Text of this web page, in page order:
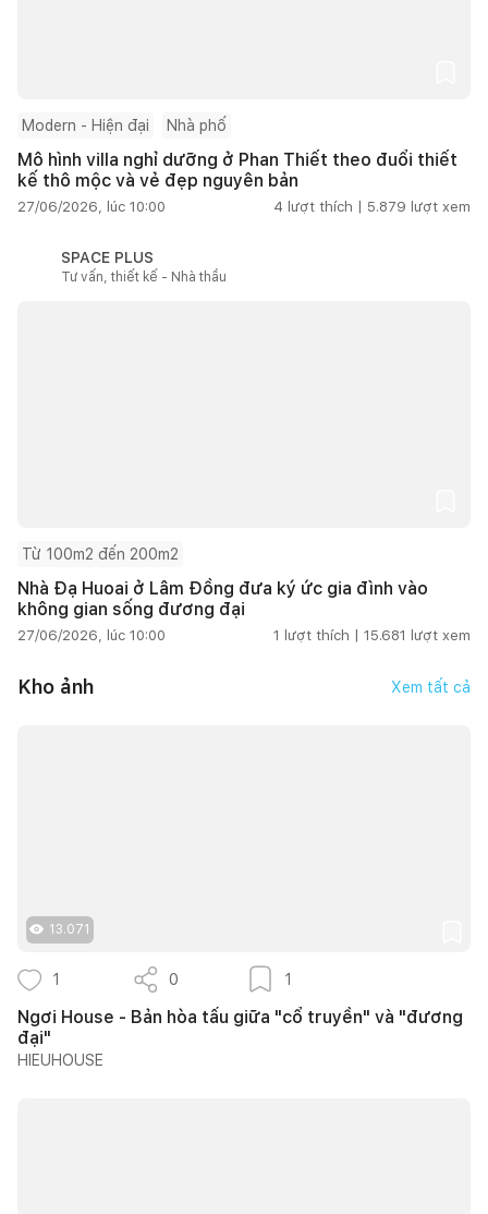
Modern - Hiện đại Nhà phố
Mô hình villa nghỉ dưỡng ở Phan Thiết theo đuổi thiết
kế thô mộc và vẻ đẹp nguyên bản
27/06/2026, lúc 10:00 4 lượt thích | 5.879 lượt xem
SPACE PLUS
Tư vấn, thiết kế - Nhà thầu
Từ 100m2 đến 200m2
Nhà Đạ Huoai ở Lâm Đồng đưa ký ức gia đình vào
không gian sống đương đại
27/06/2026, lúc 10:00 1 lượt thích | 15.681 lượt xem
Kho ảnh Xem tất cả
13.071
1 0 1
Ngơi House - Bản hòa tấu giữa "cổ truyền" và "đương
đại"
HIEUHOUSE